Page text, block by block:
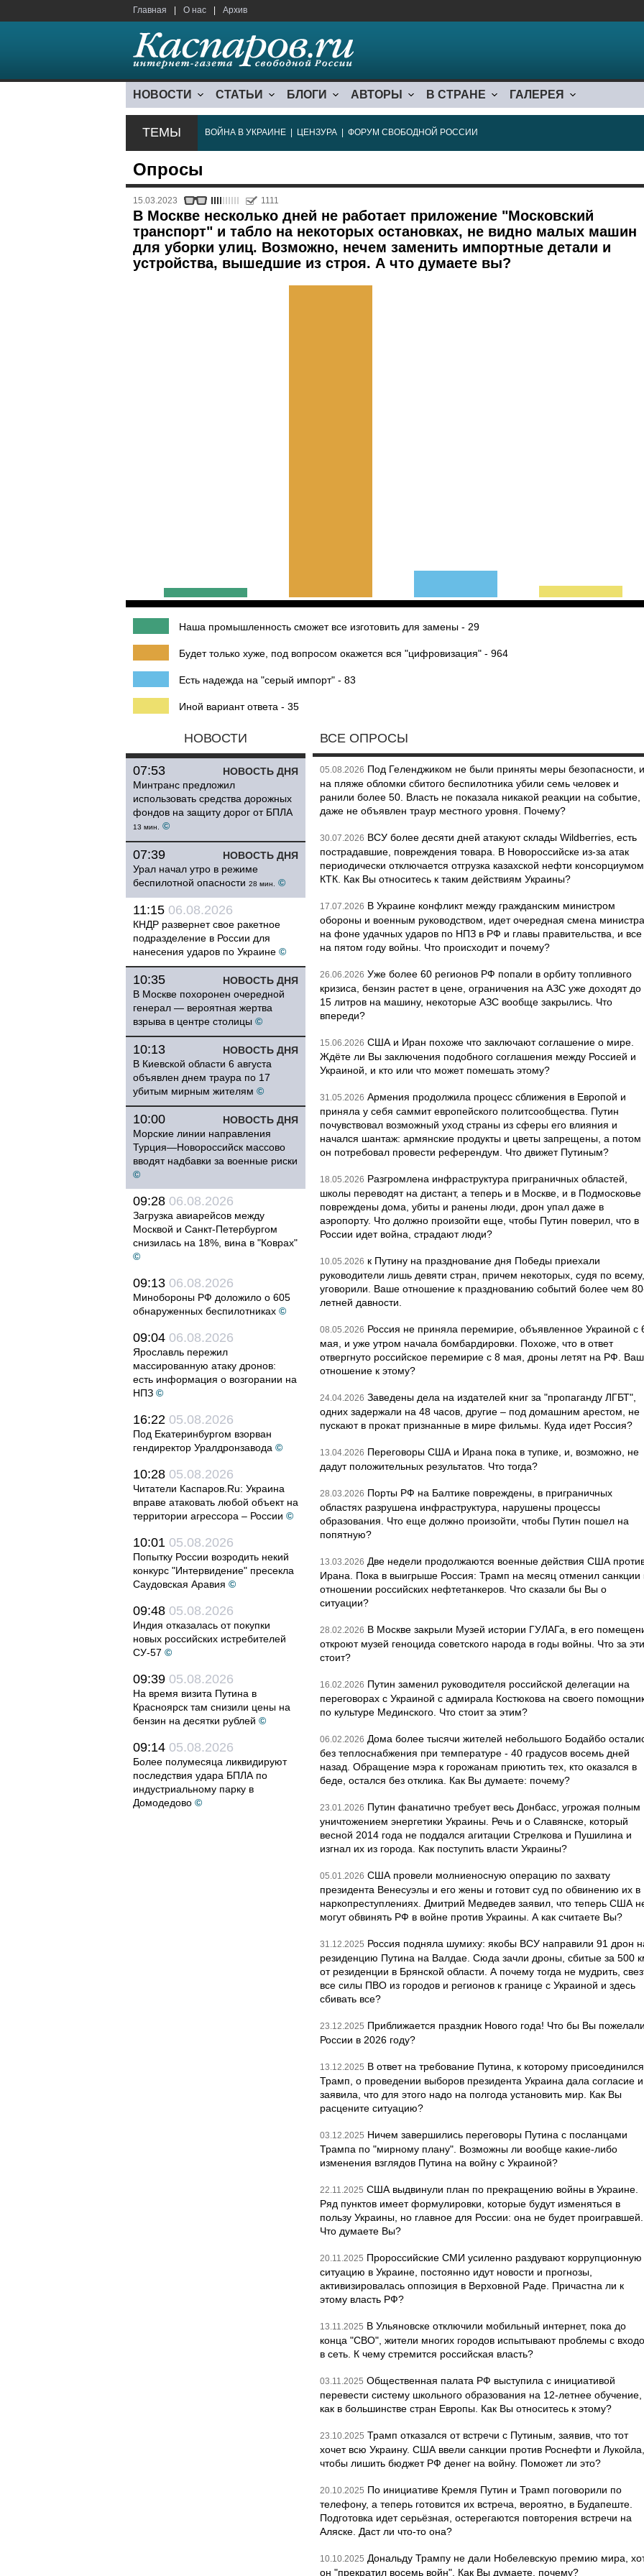
Главная О нас Архив
НОВОСТИ СТАТЬИ БЛОГИ АВТОРЫ В СТРАНЕ ГАЛЕРЕЯ
ТЕМЫ ВОЙНА В УКРАИНЕ ЦЕНЗУРА ФОРУМ СВОБОДНОЙ РОССИИ
Опросы
15.03.2023 1111
В Москве несколько дней не работает приложение "Московский
транспорт" и табло на некоторых остановках, не видно малых машин
для уборки улиц. Возможно, нечем заменить импортные детали и
устройства, вышедшие из строя. А что думаете вы?
Наша промышленность сможет все изготовить для замены - 29
Будет только хуже, под вопросом окажется вся "цифровизация" - 964
Есть надежда на "серый импорт" - 83
Иной вариант ответа - 35
НОВОСТИ
НОВОСТЬ ДНЯ
07:53
Минтранс предложил
использовать средства дорожных
фондов на защиту дорог от БПЛА
13 мин. ©
НОВОСТЬ ДНЯ
07:39
Урал начал утро в режиме
беспилотной опасности 28 мин. ©
11:15 06.08.2026
КНДР развернет свое ракетное
подразделение в России для
нанесения ударов по Украине ©
НОВОСТЬ ДНЯ
10:35
В Москве похоронен очередной
генерал — вероятная жертва
взрыва в центре столицы ©
НОВОСТЬ ДНЯ
10:13
В Киевской области 6 августа
объявлен днем траура по 17
убитым мирным жителям ©
НОВОСТЬ ДНЯ
10:00
Морские линии направления
Турция—Новороссийск массово
вводят надбавки за военные риски
©
09:28 06.08.2026
Загрузка авиарейсов между
Москвой и Санкт-Петербургом
снизилась на 18%, вина в "Коврах"
©
09:13 06.08.2026
Минобороны РФ доложило о 605
обнаруженных беспилотниках ©
09:04 06.08.2026
Ярославль пережил
массированную атаку дронов:
есть информация о возгорании на
НПЗ ©
16:22 05.08.2026
Под Екатеринбургом взорван
гендиректор Уралдронзавода ©
10:28 05.08.2026
Читатели Каспаров.Ru: Украина
вправе атаковать любой объект на
территории агрессора – России ©
10:01 05.08.2026
Попытку России возродить некий
конкурс "Интервидение" пресекла
Саудовская Аравия ©
09:48 05.08.2026
Индия отказалась от покупки
новых российских истребителей
СУ-57 ©
09:39 05.08.2026
На время визита Путина в
Красноярск там снизили цены на
бензин на десятки рублей ©
09:14 05.08.2026
Более полумесяца ликвидируют
последствия удара БПЛА по
индустриальному парку в
Домодедово ©
ВСЕ ОПРОСЫ
05.08.2026 Под Геленджиком не были приняты меры безопасности, и
на пляже обломки сбитого беспилотника убили семь человек и
ранили более 50. Власть не показала никакой реакции на событие,
даже не объявлен траур местного уровня. Почему?
30.07.2026 ВСУ более десяти дней атакуют склады Wildberries, есть
пострадавшие, повреждения товара. В Новороссийске из-за атак
периодически отключается отгрузка казахской нефти консорциумом
КТК. Как Вы относитесь к таким действиям Украины?
17.07.2026 В Украине конфликт между гражданским министром
обороны и военным руководством, идет очередная смена министра
на фоне удачных ударов по НПЗ в РФ и главы правительства, и все
на пятом году войны. Что происходит и почему?
26.06.2026 Уже более 60 регионов РФ попали в орбиту топливного
кризиса, бензин растет в цене, ограничения на АЗС уже доходят до
15 литров на машину, некоторые АЗС вообще закрылись. Что
впереди?
15.06.2026 США и Иран похоже что заключают соглашение о мире.
Ждёте ли Вы заключения подобного соглашения между Россией и
Украиной, и кто или что может помешать этому?
31.05.2026 Армения продолжила процесс сближения в Европой и
приняла у себя саммит европейского политсообщества. Путин
почувствовал возможный уход страны из сферы его влияния и
начался шантаж: армянские продукты и цветы запрещены, а потом
он потребовал провести референдум. Что движет Путиным?
18.05.2026 Разгромлена инфраструктура приграничных областей,
школы переводят на дистант, а теперь и в Москве, и в Подмосковье
повреждены дома, убиты и ранены люди, дрон упал даже в
аэропорту. Что должно произойти еще, чтобы Путин поверил, что в
России идет война, страдают люди?
10.05.2026 к Путину на празднование дня Победы приехали
руководители лишь девяти стран, причем некоторых, судя по всему,
уговорили. Ваше отношение к празднованию событий более чем
летней давности.
08.05.2026 Россия не приняла перемирие, объявленное Украиной с
мая, и уже утром начала бомбардировки. Похоже, что в ответ
отвергнуто российское перемирие с 8 мая, дроны летят на РФ.
отношение к этому?
24.04.2026 Заведены дела на издателей книг за "пропаганду ЛГБТ",
одних задержали на 48 часов, другие – под домашним арестом, не
пускают в прокат признанные в мире фильмы. Куда идет Россия?
13.04.2026 Переговоры США и Ирана пока в тупике, и, возможно, не
дадут положительных результатов. Что тогда?
28.03.2026 Порты РФ на Балтике повреждены, в приграничных
областях разрушена инфраструктура, нарушены процессы
образования. Что еще должно произойти, чтобы Путин пошел на
попятную?
13.03.2026 Две недели продолжаются военные действия США
Ирана. Пока в выигрыше Россия: Трамп на месяц отменил санкции
отношении российских нефтетанкеров. Что сказали бы Вы о
ситуации?
28.02.2026 В Москве закрыли Музей истории ГУЛАГа, в его
откроют музей геноцида советского народа в годы войны. Что за
стоит?
16.02.2026 Путин заменил руководителя российской делегации на
переговорах с Украиной с адмирала Костюкова на своего
по культуре Мединского. Что стоит за этим?
06.02.2026 Дома более тысячи жителей небольшого Бодайбо
без теплоснабжения при температуре - 40 градусов восемь дней
назад. Обращение мэра к горожанам приютить тех, кто оказался в
беде, остался без отклика. Как Вы думаете: почему?
23.01.2026 Путин фанатично требует весь Донбасс, угрожая полным
уничтожением энергетики Украины. Речь и о Славянске, который
весной 2014 года не поддался агитации Стрелкова и Пушилина и
изгнал их из города. Как поступить власти Украины?
05.01.2026 США провели молниеносную операцию по захвату
президента Венесуэлы и его жены и готовит суд по обвинению их в
наркопреступлениях. Дмитрий Медведев заявил, что теперь США
могут обвинять РФ в войне против Украины. А как считаете Вы?
31.12.2025 Россия подняла шумиху: якобы ВСУ направили 91 дрон
резиденцию Путина на Валдае. Сюда зачли дроны, сбитые за 500
от резиденции в Брянской области. А почему тогда не мудрить,
все силы ПВО из городов и регионов к границе с Украиной и здесь
сбивать все?
23.12.2025 Приближается праздник Нового года! Что бы Вы пожелали
России в 2026 году?
13.12.2025 В ответ на требование Путина, к которому присоединился
Трамп, о проведении выборов президента Украина дала согласие и
заявила, что для этого надо на полгода установить мир. Как Вы
расцените ситуацию?
03.12.2025 Ничем завершились переговоры Путина с посланцами
Трампа по "мирному плану". Возможны ли вообще какие-либо
изменения взглядов Путина на войну с Украиной?
22.11.2025 США выдвинули план по прекращению войны в Украине.
Ряд пунктов имеет формулировки, которые будут изменяться в
пользу Украины, но главное для России: она не будет проигравшей.
Что думаете Вы?
20.11.2025 Пророссийские СМИ усиленно раздувают коррупционную
ситуацию в Украине, постоянно идут новости и прогнозы,
активизировалась оппозиция в Верховной Раде. Причастна ли к
этому власть РФ?
13.11.2025 В Ульяновске отключили мобильный интернет, пока до
конца "СВО", жители многих городов испытывают проблемы с
в сеть. К чему стремится российская власть?
03.11.2025 Общественная палата РФ выступила с инициативой
перевести систему школьного образования на 12-летнее обучение,
как в большинстве стран Европы. Как Вы относитесь к этому?
23.10.2025 Трамп отказался от встречи с Путиным, заявив, что тот
хочет всю Украину. США ввели санкции против Роснефти и Лукойла,
чтобы лишить бюджет РФ денег на войну. Поможет ли это?
20.10.2025 По инициативе Кремля Путин и Трамп поговорили по
телефону, а теперь готовится их встреча, вероятно, в Будапеште.
Подготовка идет серьёзная, остерегаются повторения встречи на
Аляске. Даст ли что-то она?
10.10.2025 Дональду Трампу не дали Нобелевскую премию мира,
он "прекратил восемь войн". Как Вы думаете, почему?